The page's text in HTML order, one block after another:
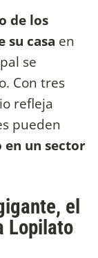
de los
su casa en
se
Con tres
refleja
pueden
un sector
el
Lopilato